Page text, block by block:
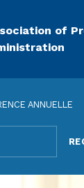
of
ANNUELLE